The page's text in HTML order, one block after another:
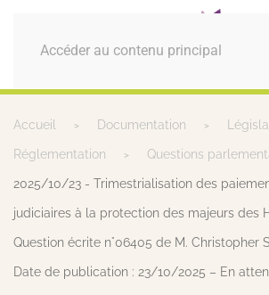
Accéder au contenu principal
MENU
Accueil Documentation
Réglementation Questions
2025/10/23 - Trimestrialisation des
judiciaires à la protection des majeurs des
Question écrite n°06405 de M. Christopher
Date de publication : 23/10/2025 – En